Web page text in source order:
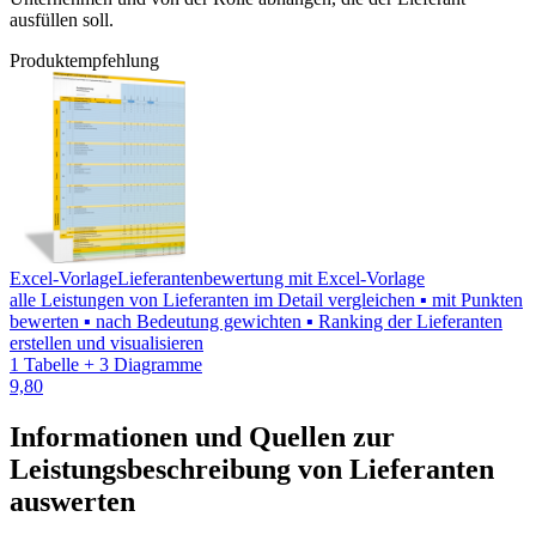
ausfüllen soll.
Produktempfehlung
Excel-VorlageLieferantenbewertung mit Excel-Vorlage
alle Leistungen von Lieferanten im Detail vergleichen ▪ mit Punkten
bewerten ▪ nach Bedeutung gewichten ▪ Ranking der Lieferanten
erstellen und visualisieren
1 Tabelle + 3 Diagramme
9,80
Informationen und Quellen zur
Leistungsbeschreibung von Lieferanten
auswerten